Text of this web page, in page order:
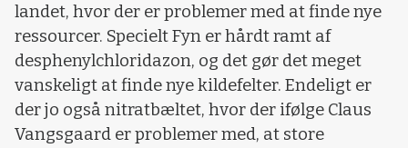
landet, hvor der er problemer med at finde nye
ressourcer. Specielt Fyn er hårdt ramt af
desphenylchloridazon, og det gør det meget
vanskeligt at finde nye kildefelter. Endeligt er
der jo også nitratbæltet, hvor der ifølge Claus
Vangsgaard er problemer med, at store